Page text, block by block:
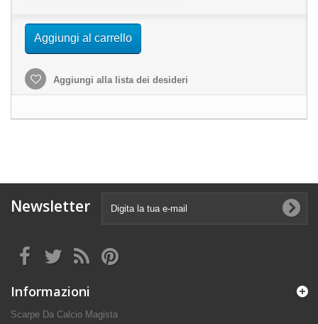
Aggiungi al carrello
Aggiungi alla lista dei desideri
Newsletter
Informazioni
Scarpe Da Calcio Magista